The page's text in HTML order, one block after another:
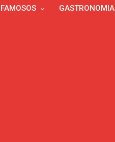
FAMOSOS GASTRONOMIA